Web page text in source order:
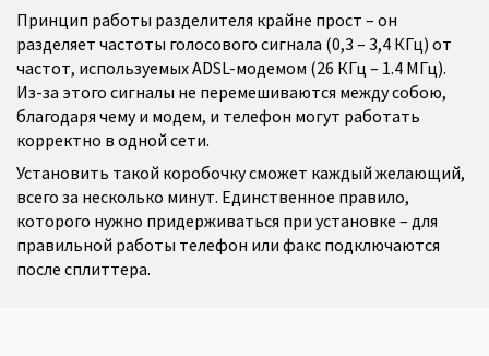
Принцип работы разделителя крайне прост – он
разделяет частоты голосового сигнала (0,3 – 3,4 КГц) от
частот, используемых ADSL-модемом (26 КГц – 1.4 МГц).
Из-за этого сигналы не перемешиваются между собою,
благодаря чему и модем, и телефон могут работать
корректно в одной сети.
Установить такой коробочку сможет каждый желающий,
всего за несколько минут. Единственное правило,
которого нужно придерживаться при установке – для
правильной работы телефон или факс подключаются
после сплиттера.